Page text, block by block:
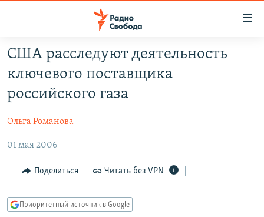
упрощенного
доступа
основному
Вернутся
главной
навигации
Вернутся
ПРОГРАММЫ
АВТОРСКИЕ ПРОЕКТЫ
ЦИТАТЫ СВОБОДЫ
МНЕНИЯ
КУЛЬТУРА
IDEL.РЕАЛИИ
КАВКАЗ.РЕАЛИИ
США расследуют деятельность
ключевого поставщика
российского газа
Ольга Романова
01 мая 2006
Поделиться Читать без VPN
Приоритетный источник в Google